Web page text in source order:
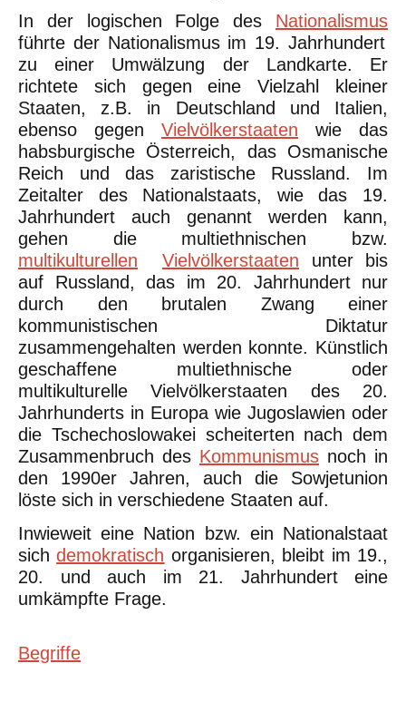
In der logischen Folge des Nationalismus
führte der Nationalismus im 19. Jahrhundert
zu einer Umwälzung der Landkarte. Er
richtete sich gegen eine Vielzahl kleiner
Staaten, z.B. in Deutschland und Italien,
ebenso gegen Vielvölkerstaaten wie das
habsburgische Österreich, das Osmanische
Reich und das zaristische Russland. Im
Zeitalter des Nationalstaats, wie das 19.
Jahrhundert auch genannt werden kann,
gehen die multiethnischen bzw.
multikulturellen
Vielvölkerstaaten unter bis
auf Russland, das im 20. Jahrhundert nur
durch den brutalen Zwang einer
kommunistischen Diktatur
zusammengehalten werden konnte. Künstlich
geschaffene multiethnische oder
multikulturelle Vielvölkerstaaten des 20.
Jahrhunderts in Europa wie Jugoslawien oder
die Tschechoslowakei scheiterten nach dem
Zusammenbruch des Kommunismus noch in
den 1990er Jahren, auch die Sowjetunion
löste sich in verschiedene Staaten auf.
Inwieweit eine Nation bzw. ein Nationalstaat
sichdemokratisch organisieren, bleibt im 19.,
20. und auch im 21. Jahrhundert eine
umkämpfte Frage.
Begriffe